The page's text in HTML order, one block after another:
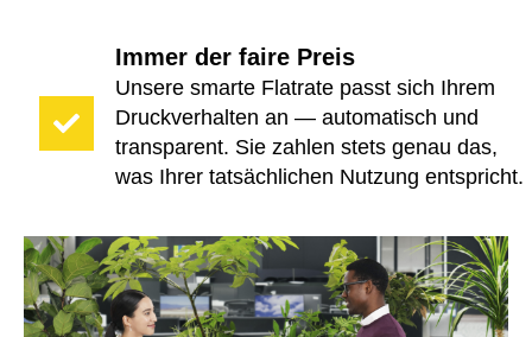
Immer der faire Preis
Unsere smarte Flatrate passt sich Ihrem
Druckverhalten an — automatisch und
transparent. Sie zahlen stets genau das,
was Ihrer tatsächlichen Nutzung entspricht.